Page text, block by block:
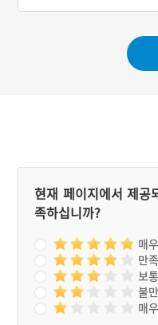
동생 집을 나온다. 집으
기를 잡은 형은 메기로 부
의 제사를 지낸다. 이튿날
이웃집 영감이 와서 부친
현재 페이지에서 제공
족하십니까?
매
만족
보통
불
매